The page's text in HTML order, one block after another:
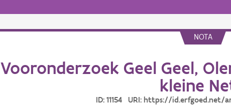
NOTA
Vooronderzoek Geel Geel,
kleine
ID: 11154 URI: https://id.erfgoed.net/